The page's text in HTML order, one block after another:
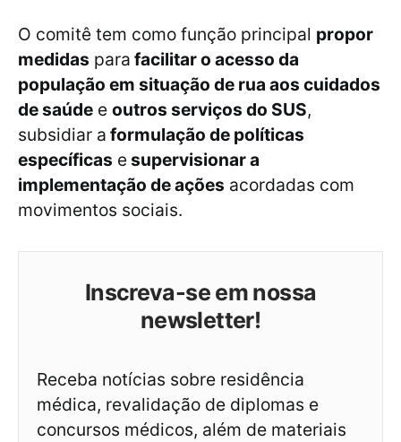
O comitê tem como função principal propor
medidas para facilitar o acesso da
população em situação de rua aos cuidados
de saúde e outros serviços do SUS,
subsidiar a formulação de políticas
específicas esupervisionar a
implementação de ações acordadas com
movimentos sociais.
Inscreva-se em nossa
newsletter!
Receba notícias sobre residência
médica, revalidação de diplomas e
concursos médicos, além de materiais